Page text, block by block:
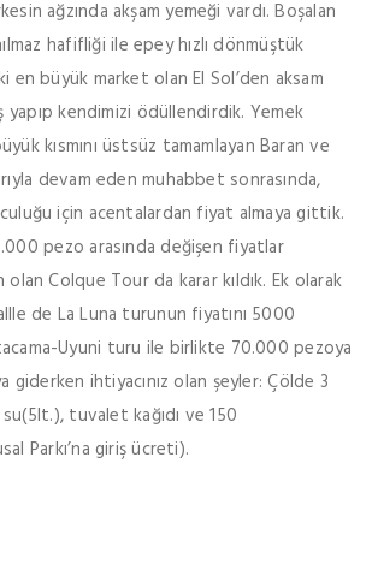
ağzında akşam yemeği vardı. Boşalan
hafifliği ile epey hızlı dönmüştük
en büyük market olan El Sol’den aksam
yapıp kendimizi ödüllendirdik. Yemek
kısmını üstsüz tamamlayan Baran ve
devam eden muhabbet sonrasında,
için acentalardan fiyat almaya gittik.
pezo arasında değişen fiyatlar
olan Colque Tour da karar kıldık. Ek olarak
de La Luna turunun fiyatını 5000
Uyuni turu ile birlikte 70.000 pezoya
giderken ihtiyacınız olan şeyler: Çölde 3
tuvalet kağıdı ve 150
Parkı’na giriş ücreti).